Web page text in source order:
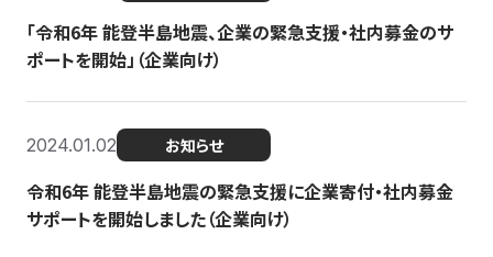
「令和6年 能登半島地震、企業の緊急支援・社内募金のサ
ポートを開始」（企業向け）
2024.01.02 お知らせ
令和6年 能登半島地震の緊急支援に企業寄付・社内募金
サポートを開始しました（企業向け）